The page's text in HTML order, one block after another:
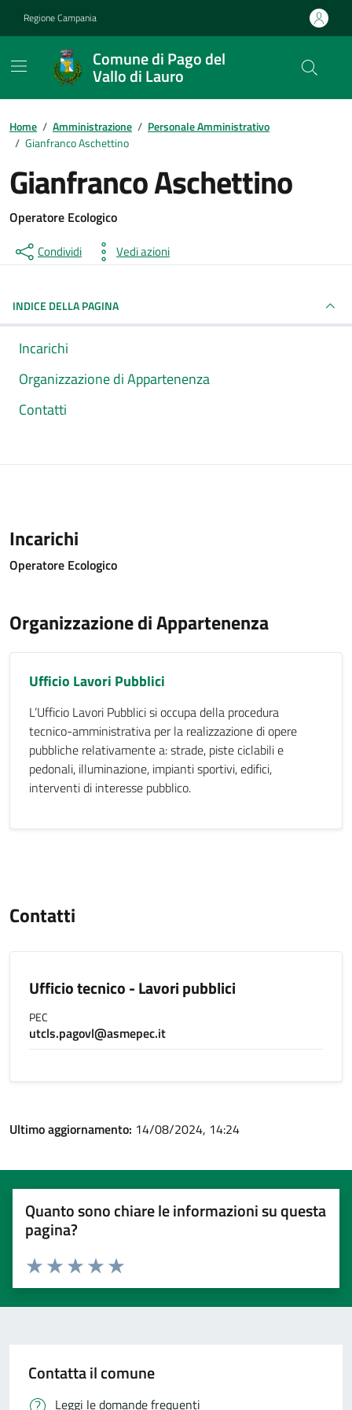
Regione Campania
Comune di Pago del
Vallo di Lauro
Home / Amministrazione / Personale Amministrativo
/ Gianfranco Aschettino
Gianfranco Aschettino
Operatore Ecologico
Condividi Vedi azioni
INDICE DELLA PAGINA
Incarichi
Organizzazione di Appartenenza
Contatti
Incarichi
Operatore Ecologico
Organizzazione di Appartenenza
Ufficio Lavori Pubblici
L’Ufficio Lavori Pubblici si occupa della procedura
tecnico-amministrativa per la realizzazione di opere
pubbliche relativamente a: strade, piste ciclabili e
pedonali, illuminazione, impianti sportivi, edifici,
interventi di interesse pubblico.
Contatti
Ufficio tecnico - Lavori pubblici
PEC
utcls.pagovl@asmepec.it
Ultimo aggiornamento: 14/08/2024, 14:24
Quanto sono chiare le informazioni su questa
pagina?
Valuta 5 stelle su 5
Valuta 4 stelle su 5
Valuta 3 stelle su 5
Valuta 2 stelle su 5
Valuta 1 stelle su 5
Contatta il comune
Leggi le domande frequenti